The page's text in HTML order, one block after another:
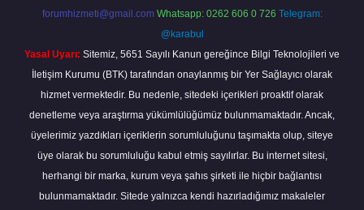
forumhizmeti@gmail.com Whatsapp: 0262 606 0 726 Telegram:
@karabul
Yasal Uyarı: Sitemiz, 5651 Sayılı Kanun gereğince Bilgi Teknolojileri ve
İletişim Kurumu (BTK) tarafından onaylanmış bir Yer Sağlayıcı olarak
hizmet vermektedir. Bu nedenle, sitedeki içerikleri proaktif olarak
denetleme veya araştırma yükümlülüğümüz bulunmamaktadır. Ancak,
üyelerimiz yazdıkları içeriklerin sorumluluğunu taşımakta olup, siteye
üye olarak bu sorumluluğu kabul etmiş sayılırlar. Bu internet sitesi,
herhangi bir marka, kurum veya şahıs şirketi ile hiçbir bağlantısı
bulunmamaktadır. Sitede yalnızca kendi hazırladığımız makaleler